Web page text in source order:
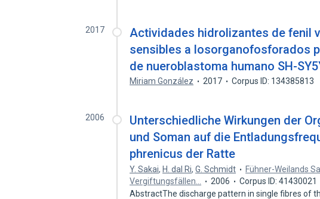
2017
Actividades hidrolizantes de fenil
sensibles a losorganofosforados
de nueroblastoma humano SH-
Miriam González 2017 Corpus ID: 134385813
2006
Unterschiedliche Wirkungen der
und Soman auf die
phrenicus der Ratte
Y. Sakai, H. dal Ri,G. Schmidt
Fühner-Weilands
Vergiftungsfällen…
2006
Corpus ID: 41430021
AbstractThe discharge pattern in single fibres of